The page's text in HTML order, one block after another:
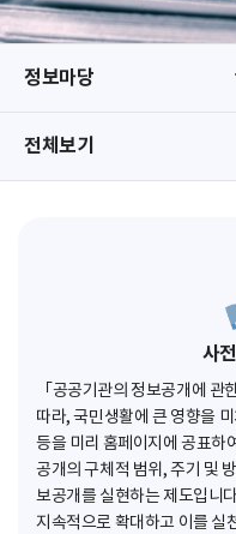
정보마당
전체보기
사
「공공기관의 정보공개에
따라, 국민생활에 큰 영향을
등을 미리 홈페이지에 공표하
공개의 구체적 범위, 주기 및
보공개를 실현하는 제도입니
지속적으로 확대하고 이를 실